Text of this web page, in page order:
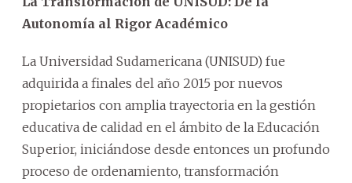
Autonomía al Rigor Académico
La Universidad Sudamericana (UNISUD) fue
adquirida a finales del año 2015 por nuevos
propietarios con amplia trayectoria en la gestión
educativa de calidad en el ámbito de la Educación
Superior, iniciándose desde entonces un profundo
proceso de ordenamiento, transformación